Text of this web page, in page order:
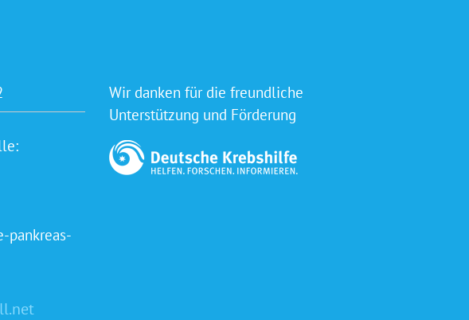
pankreas-
Wir danken für die freundliche
Unterstützung und Förderung